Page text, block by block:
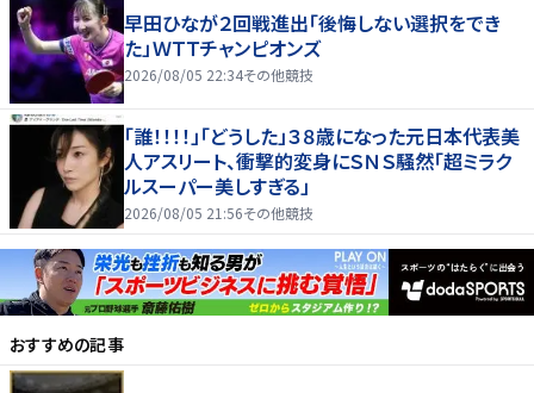
早田ひなが２回戦進出「後悔しない選択をでき
た」ＷＴＴチャンピオンズ
2026/08/05 22:34その他競技
「誰！！！！」「どうした」３８歳になった元日本代表美
人アスリート、衝撃的変身にＳＮＳ騒然「超ミラク
ルスーパー美しすぎる」
2026/08/05 21:56その他競技
おすすめの記事